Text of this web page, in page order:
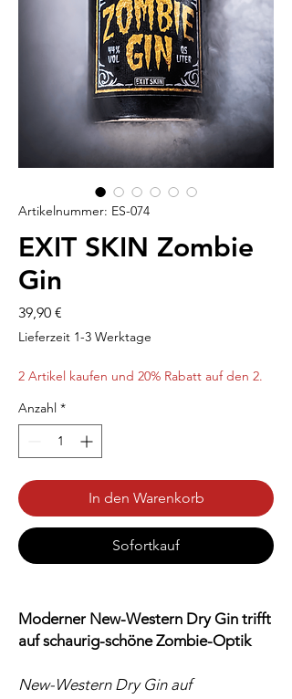
Artikelnummer: ES-074
EXIT SKIN Zombie
Gin
39,90 €
Lieferzeit 1-3 Werktage
2 Artikel kaufen und 20% Rabatt auf den 2.
Anzahl *
In den Warenkorb
Sofortkauf
Moderner New-Western Dry Gin trifft
auf schaurig-schöne Zombie-Optik
New-Western Dry Gin auf